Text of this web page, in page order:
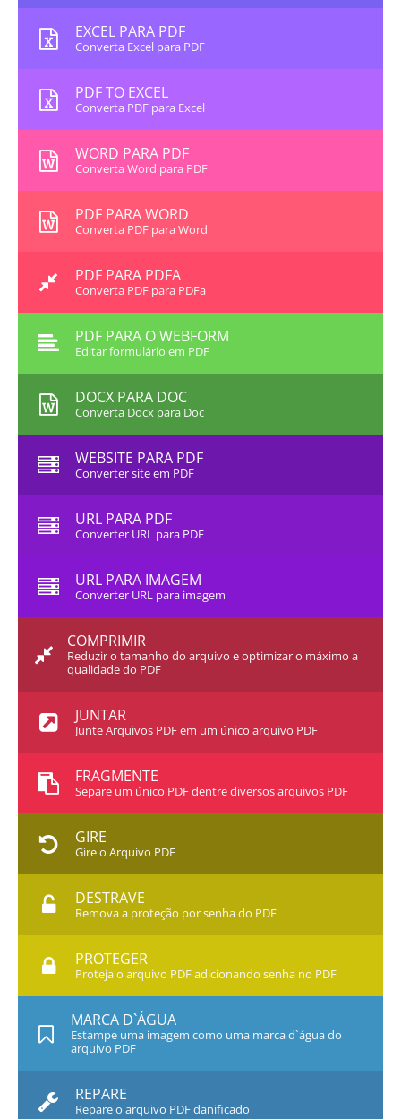
EXCEL PARA PDF
Converta Excel para PDF
PDF TO EXCEL
Converta PDF para Excel
WORD PARA PDF
Converta Word para PDF
PDF PARA WORD
Converta PDF para Word
PDF PARA PDFA
Converta PDF para PDFa
PDF PARA O WEBFORM
Editar formulário em PDF
DOCX PARA DOC
Converta Docx para Doc
WEBSITE PARA PDF
Converter site em PDF
URL PARA PDF
Converter URL para PDF
URL PARA IMAGEM
Converter URL para imagem
COMPRIMIR
Reduzir o tamanho do arquivo e optimizar o máximo a
qualidade do PDF
JUNTAR
Junte Arquivos PDF em um único arquivo PDF
FRAGMENTE
Separe um único PDF dentre diversos arquivos PDF
GIRE
Gire o Arquivo PDF
DESTRAVE
Remova a proteção por senha do PDF
PROTEGER
Proteja o arquivo PDF adicionando senha no PDF
MARCA D`ÁGUA
Estampe uma imagem como uma marca d`água do
arquivo PDF
REPARE
Repare o arquivo PDF danificado